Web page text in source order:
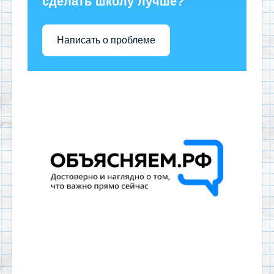
Написать о проблеме